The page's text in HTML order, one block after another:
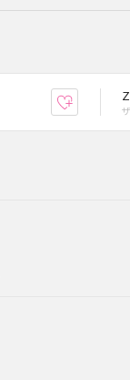
お気に